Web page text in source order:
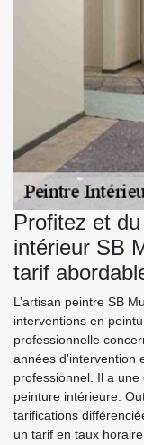
Profitez et
intérieur SB
tarif
L’artisan peintre SB
interventions en
professionnelle
années d'intervention
professionnel. Il a
peinture intérieure.
tarifications
un tarif en taux